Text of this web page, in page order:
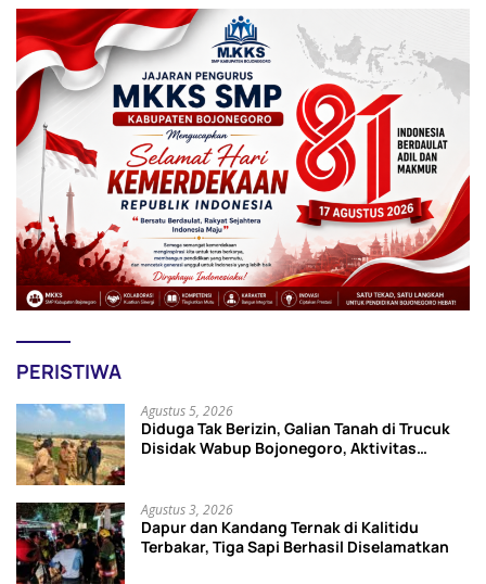
PERISTIWA
Agustus 5, 2026
Diduga Tak Berizin, Galian Tanah di Trucuk
Disidak Wabup Bojonegoro, Aktivitas
Agustus 3, 2026
Dapur dan Kandang Ternak di Kalitidu
Terbakar, Tiga Sapi Berhasil Diselamatkan